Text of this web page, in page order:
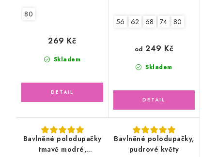
80
Skladem
269 Kč
56 62 68 74 80
Skladem
od 249 Kč
Bavlněné polodupačky
tmavě modré,
Bavlněné polodupačky,
pudrové květy